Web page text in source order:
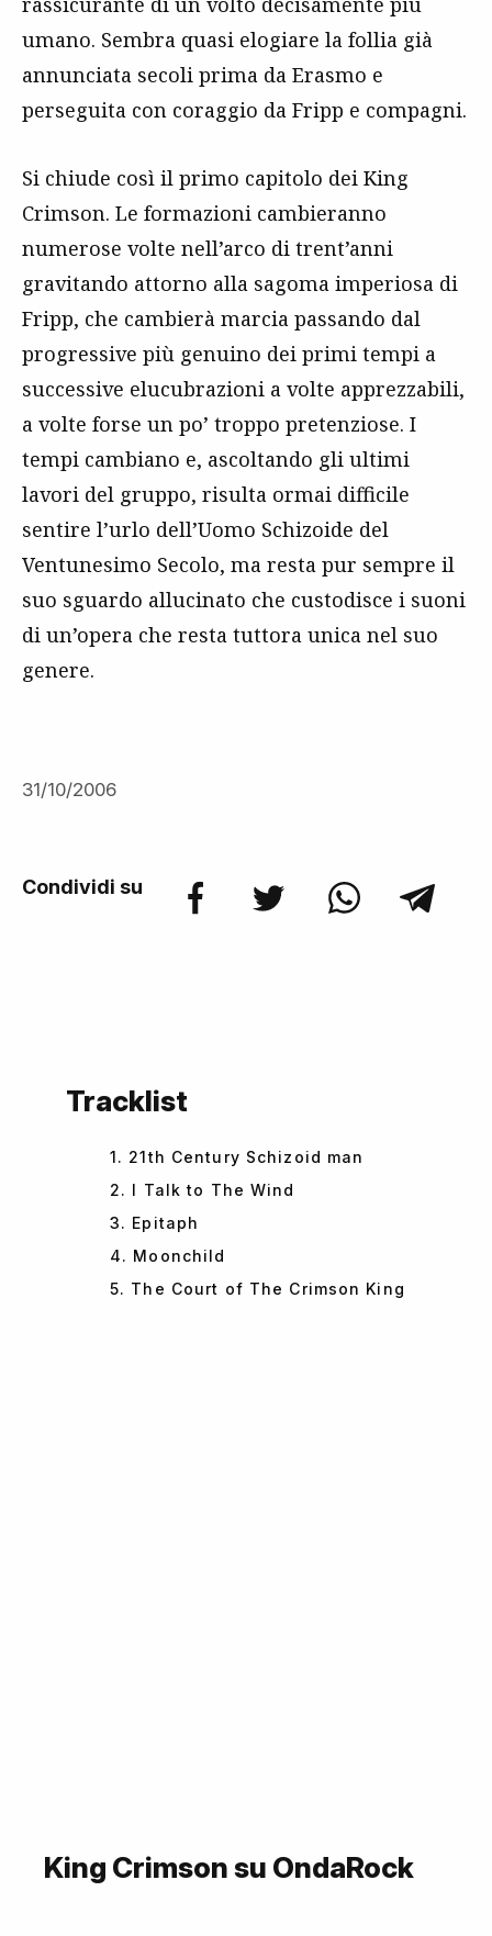
umano. Sembra quasi elogiare la follia già
annunciata secoli prima da Erasmo e
perseguita con coraggio da Fripp e compagni.
Si chiude così il primo capitolo dei King
Crimson. Le formazioni cambieranno
numerose volte nell’arco di trent’anni
gravitando attorno alla sagoma imperiosa di
Fripp, che cambierà marcia passando dal
progressive più genuino dei primi tempi a
successive elucubrazioni a volte apprezzabili,
a volte forse un po’ troppo pretenziose. I
tempi cambiano e, ascoltando gli ultimi
lavori del gruppo, risulta ormai difficile
sentire l’urlo dell’Uomo Schizoide del
Ventunesimo Secolo, ma resta pur sempre il
suo sguardo allucinato che custodisce i suoni
di un’opera che resta tuttora unica nel suo
genere.
31/10/2006
Condividi su
Tracklist
1. 21th Century Schizoid man
2. I Talk to The Wind
3. Epitaph
4. Moonchild
5. The Court of The Crimson King
King Crimson su OndaRock